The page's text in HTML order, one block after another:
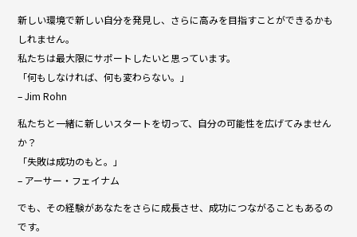
新しい環境で新しい自分を発見し、さらに高みを目指すことができるかも
しれません。
私たちは最大限にサポートしたいと思っています。
「何もしなければ、何も変わらない。」
– Jim Rohn
私たちと一緒に新しいスタートを切って、自分の可能性を広げてみません
か？
「失敗は成功のもと。」
– アーサー・フェイナム
でも、その経験があなたをさらに成長させ、成功につながることもあるの
です。